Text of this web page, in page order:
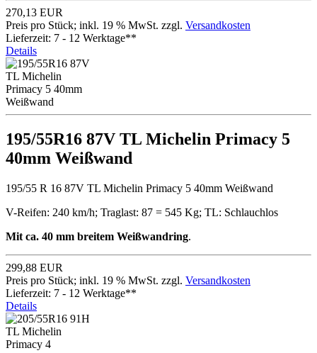
270,13 EUR
Preis pro Stück; inkl. 19 % MwSt. zzgl. Versandkosten
Lieferzeit: 7 - 12 Werktage**
Details
195/55R16 87V TL Michelin Primacy 5
40mm Weißwand
195/55 R 16 87V TL Michelin Primacy 5 40mm Weißwand
V-Reifen: 240 km/h; Traglast: 87 = 545 Kg; TL: Schlauchlos
Mit ca. 40 mm breitem Weißwandring.
299,88 EUR
Preis pro Stück; inkl. 19 % MwSt. zzgl. Versandkosten
Lieferzeit: 7 - 12 Werktage**
Details